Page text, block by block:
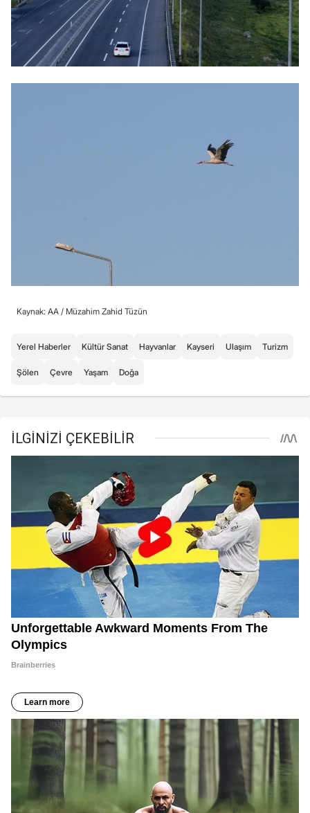
Kaynak: AA / Müzahim Zahid Tüzün
Yerel Haberler Kültür Sanat Hayvanlar Kayseri Ulaşım Turizm
Şölen Çevre Yaşam Doğa